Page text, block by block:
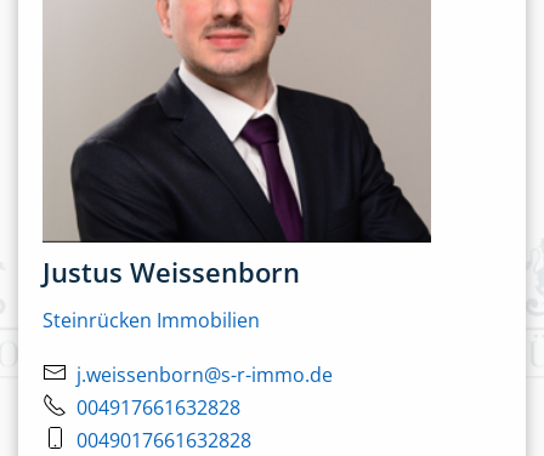
Justus Weissenborn
Steinrücken Immobilien
j.weissenborn@s-r-immo.de
004917661632828
0049017661632828